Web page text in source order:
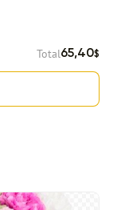
Total65,40$